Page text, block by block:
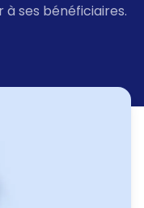
ses bénéficiaires.